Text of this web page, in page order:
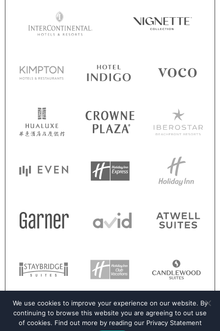
We use cookies to improve your experience on our website. By
continuing to browse this website you are agreeing to out use
of cookies. Find out more by reading our Privacy Statement